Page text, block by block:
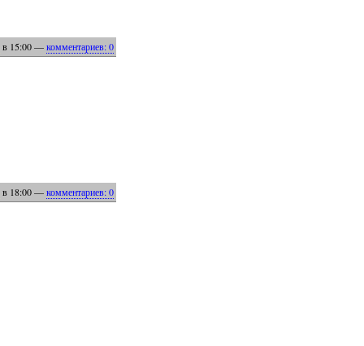
в 15:00—комментариев: 0
в 18:00—комментариев: 0